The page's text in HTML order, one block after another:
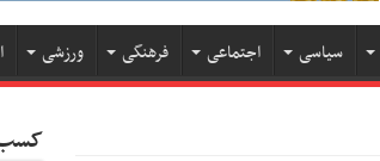
سیاسی اجتماعی فرهنگی ورزشی
کسب